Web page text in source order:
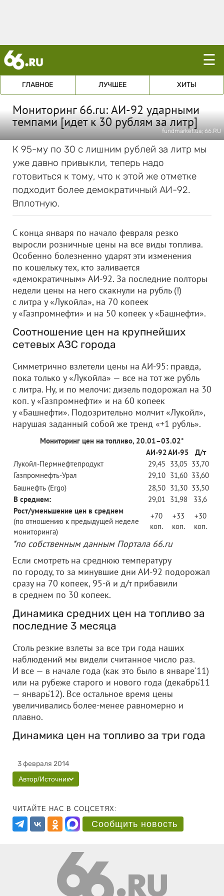
☰
ГЛАВНОЕ ЛУЧШЕЕ ХИТЫ
Мониторинг 66.ru: АИ-92 ударными
темпами [идет к 30 рублям за литр]
fundmarket.ua; 66.RU
К 95-му по 30 с лишним рублей за литр мы
уже давно привыкли, теперь надо
готовиться к тому, что к этой же отметке
подходит более демократичный АИ-92.
Вплотную.
С конца января по начало февраля резко
выросли розничные цены на все виды топлива.
Особенно болезненно ударят эти изменения
по кошельку тех, кто заливается
«демократичным» АИ-92. За последние полторы
недели цены на него скакнули на рубль (!)
с литра у «Лукойла», на 70 копеек
у «Газпромнефти» и на 50 копеек у «Башнефти».
Соотношение цен на крупнейших
сетевых АЗС города
Симметрично взлетели цены на АИ-95: правда,
пока только у «Лукойла» — все на тот же рубль
с литра. Ну, и по мелочи: дизель подорожал на 30
коп. у «Газпромнефти» и на 60 копеек
у «Башнефти». Подозрительно молчит «Лукойл»,
нарушая заданный собой же тренд «+1 рубль».
Мониторинг цен на топливо, 20.01–03.02*
АИ-92АИ-95
Д/т
Лукойл-Пермнефтепродукт
29,45 33,05 33,70
Газпромнефть-Урал
29,10 31,60 33,60
Башнефть (Ergo)
28,50 31,30 33,50
В среднем:
29,01 31,98
33,6
Рост/уменьшение цен в среднем
(по отношению к предыдущей неделе
мониторинга)
+70
коп.
+33
коп.
+30
коп.
*по собственным данным Портала 66.ru
Если смотреть на среднюю температуру
по городу, то за минувшие дни АИ-92 подорожал
сразу на 70 копеек, 95-й и д/т прибавили
в среднем по 30 копеек.
Динамика средних цен на топливо за
последние 3 месяца
Столь резкие взлеты за все три года наших
наблюдений мы видели считанное число раз.
И все — в начале года (как это было в январе'11)
или на рубеже старого и нового года (декабрь'11
— январь'12). Все остальное время цены
увеличивались более-менее равномерно и
плавно.
Динамика цен на топливо за три года
3 февраля 2014
Автор/Источник
ЧИТАЙТЕ НАС В СОЦСЕТЯХ:
Сообщить новость